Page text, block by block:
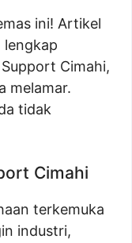
ini! Artikel
lengkap
Cimahi,
melamar.
tidak
Cimahi
terkemuka
industri,